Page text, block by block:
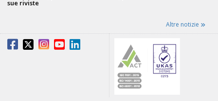
sue riviste
Altre notizie